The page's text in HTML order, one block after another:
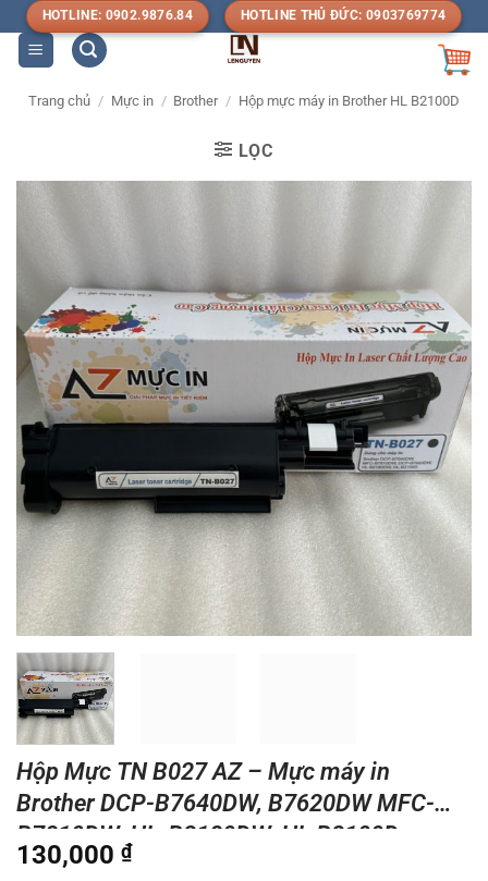
qua
nội
dung
HOTLINE: 0902.9876.84 HOTLINE THỦ ĐỨC: 0903769774
Trang chủ / Mực in / Brother / Hộp mực máy in Brother HL B2100D
LỌC
Hộp Mực TN B027 AZ – Mực máy in
Brother DCP-B7640DW, B7620DW MFC-
B7810DW, HL-B2180DW, HL B2100D
130,000 ₫